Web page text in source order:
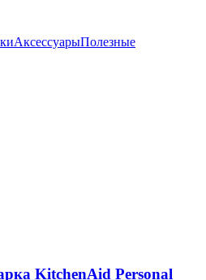
АксессуарыПолезные
KitchenAid Personal